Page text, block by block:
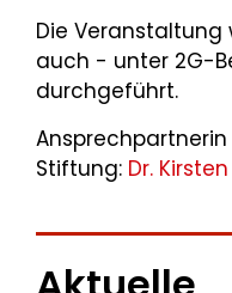
Die Veranstaltung
auch - unter 2G-
durchgeführt.
Stiftung: Dr.